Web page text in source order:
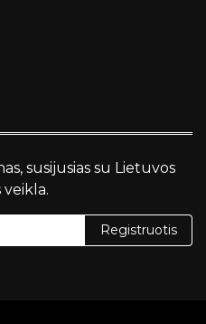
susijusias su Lietuvos
Registruotis